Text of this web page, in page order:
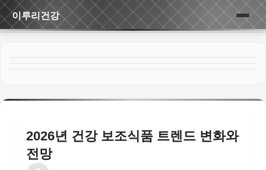
이루리건강
2026년 건강 보조식품 트렌드 변화와
전망